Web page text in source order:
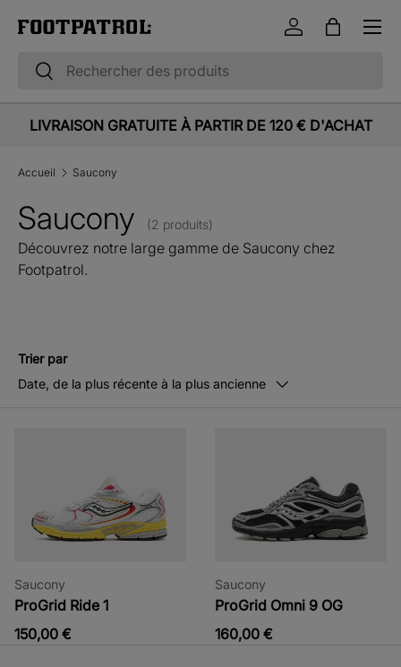
Aller au contenu
Recherche
Rechercher
Se connecter
Panier
Menu
LIVRAISON GRATUITE À PARTIR DE 120 € D'ACHAT
Accueil Saucony
Saucony (2 produits)
Découvrez notre large gamme de Saucony chez
Footpatrol.
Trier par
Date, de la plus récente à la plus ancienne
Saucony
ProGrid Ride 1
150,00 €
Saucony
ProGrid Omni 9 OG
160,00 €